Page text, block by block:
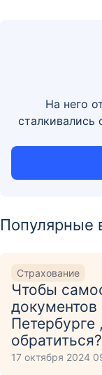
На него
Популярные
Страхование
Чтобы
Петербурге
обратиться?
17 октября 2024